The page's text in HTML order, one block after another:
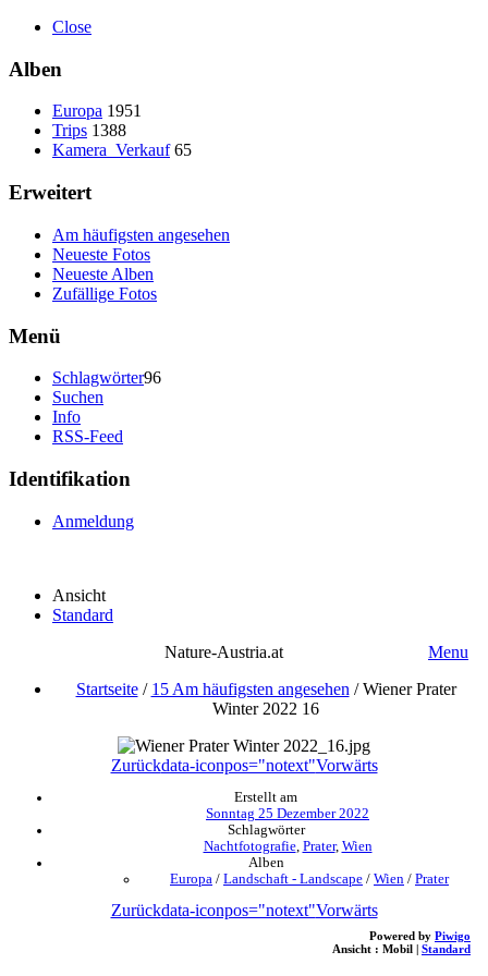
Close
Alben
Europa 1951
Trips 1388
Kamera_Verkauf 65
Erweitert
Am häufigsten angesehen
Neueste Fotos
Neueste Alben
Zufällige Fotos
Menü
Schlagwörter96
Suchen
Info
RSS-Feed
Identifikation
Anmeldung
Ansicht
Standard
Nature-Austria.at
Menu
Startseite/ 15 Am häufigsten angesehen /Wiener Prater
Winter 2022 16
Zurückdata-iconpos="notext"Vorwärts
Erstellt am
Sonntag 25 Dezember 2022
Schlagwörter
Nachtfotografie, Prater, Wien
Alben
Europa / Landschaft - Landscape / Wien / Prater
Zurückdata-iconpos="notext"Vorwärts
Powered by Piwigo
Ansicht : Mobil Standard